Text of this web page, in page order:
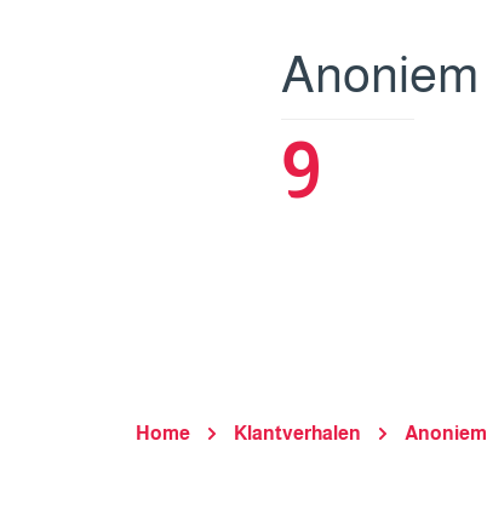
Anoniem
9
Home Klantverhalen Anoniem